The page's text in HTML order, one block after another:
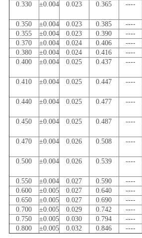
0.330 ±0.004 0.023 0.365 ----
0.350 ±0.004 0.023 0.385 ----
0.355
±0.004 0.023 0.390 ----
0.370
±0.004 0.024 0.406 ----
0.380
±0.004 0.024 0.416 ----
0.400
±0.004 0.025 0.437 ----
0.410 ±0.004 0.025 0.447 ----
0.440 ±0.004 0.025 0.477 ----
0.450 ±0.004 0.025 0.487 ----
0.470 ±0.004 0.026 0.508 ----
0.500 ±0.004 0.026 0.539 ----
0.550 ±0.004 0.027 0.590 ----
0.600
±0.005 0.027 0.640 ----
0.650
±0.005 0.027 0.690 ----
0.700
±0.005 0.029 0.742 ----
0.750
±0.005 0.030 0.794 ----
0.800
±0.005 0.032 0.846 ----